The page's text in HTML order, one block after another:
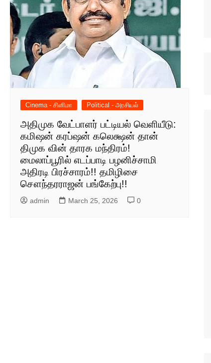
Cinema - சினிமா Political - அரசியல்
அதிமுக வேட்பாளர் பட்டியல் வெளியீடு:
கமிஷன் கரப்ஷன் கலெக்ஷன் தான்
திமுக வின் தாரக மந்திரம்!
மைலாப்பூரில் எடப்பாடி பழனிச்சாமி
அதிரடி பிரச்சாரம்!! தமிழிசை
சௌந்தரராஜன் பங்கேற்பு!!
admin March 25, 2026 0